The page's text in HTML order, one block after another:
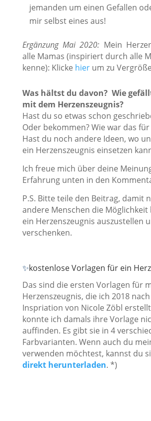
jemanden um einen Gefallen
mir selbst eines aus!
Ergänzung Mai 2020: Mein
alle Mamas (inspiriert durch alle
kenne): Klicke hierum zu
Was hältst du davon? Wie
mit dem Herzenszeugnis?
Hast du so etwas schon
Oder bekommen? Wie war das für
Hast du noch andere Ideen, wo
ein Herzenszeugnis einsetzen
Ich freue mich über deine
Erfahrung unten in den
P.S. Bitte teile den Beitrag, damit
andere Menschen die Möglichkeit
ein Herzenszeugnis auszustellen
verschenken.
✨kostenlose Vorlagen für ein
Das sind die ersten Vorlagen für
Herzenszeugnis, die ich 2018
Inspriation von Nicole Zöbl
konnte ich damals ihre Vorlage
auffinden. Es gibt sie in 4
Farbvarianten. Wenn auch du
verwenden möchtest, kannst du
direkt herunterladen. *)